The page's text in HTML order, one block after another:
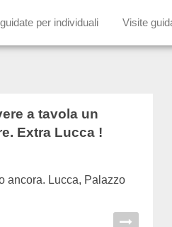
per individuali Visite
a tavola un
Extra Lucca !
ancora. Lucca, Palazzo